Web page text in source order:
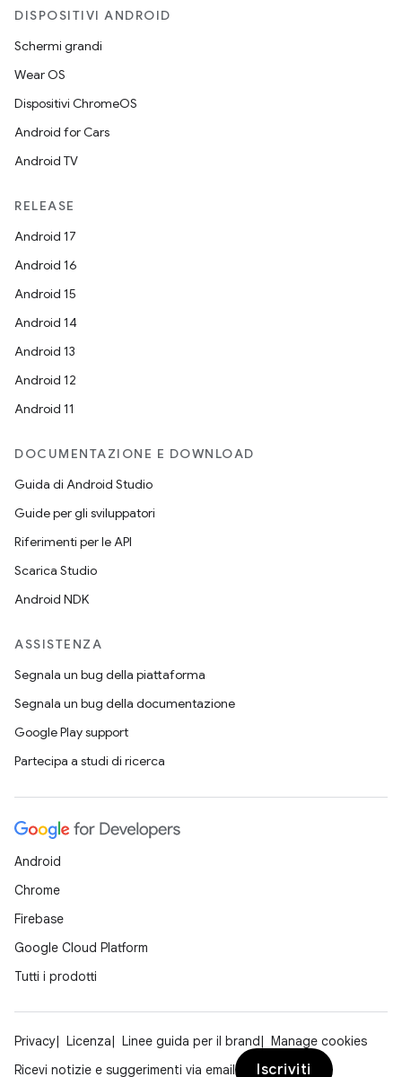
DISPOSITIVI ANDROID
Schermi grandi
Wear OS
Dispositivi ChromeOS
Android for Cars
Android TV
RELEASE
Android 17
Android 16
Android 15
Android 14
Android 13
Android 12
Android 11
DOCUMENTAZIONE E DOWNLOAD
Guida di Android Studio
Guide per gli sviluppatori
Riferimenti per le API
Scarica Studio
Android NDK
ASSISTENZA
Segnala un bug della piattaforma
Segnala un bug della documentazione
Google Play support
Partecipa a studi di ricerca
Android
Chrome
Firebase
Google Cloud Platform
Tutti i prodotti
Privacy Licenza Linee guida per il brand
Manage cookies
Ricevi notizie e suggerimenti via email
Iscriviti